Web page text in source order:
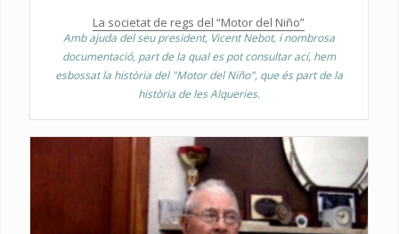
La societat de regs del “Motor del Niño”
Amb ajuda del seu president, Vicent Nebot, i nombrosa
documentació, part de la qual es pot consultar ací, hem
esbossat la història del "Motor del Niño", que és part de la
història de les Alqueries.